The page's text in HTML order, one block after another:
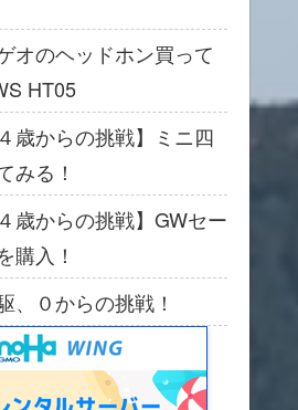
オのヘッドホン買って
HT05
歳からの挑戦】ミニ四
みる！
歳からの挑戦】GWセー
購入！
、０からの挑戦！